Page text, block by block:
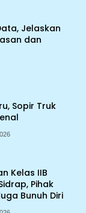
Jelaskan
dan
Sopir Truk
Kelas IIB
Pihak
Bunuh Diri